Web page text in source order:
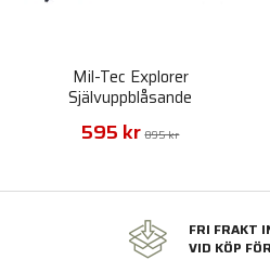
Mil-Tec Explorer
Självuppblåsande
Liggunderlag Extreme
Thermo
595 kr 895 kr
FRI FRAKT
VID KÖP